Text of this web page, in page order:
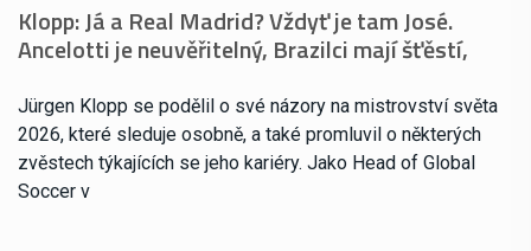
Klopp: Já a Real Madrid? Vždyť je tam José.
Ancelotti je neuvěřitelný, Brazilci mají šťěstí,
Jürgen Klopp se podělil o své názory na mistrovství světa
2026, které sleduje osobně, a také promluvil o některých
zvěstech týkajících se jeho kariéry. Jako Head of Global
Soccer v